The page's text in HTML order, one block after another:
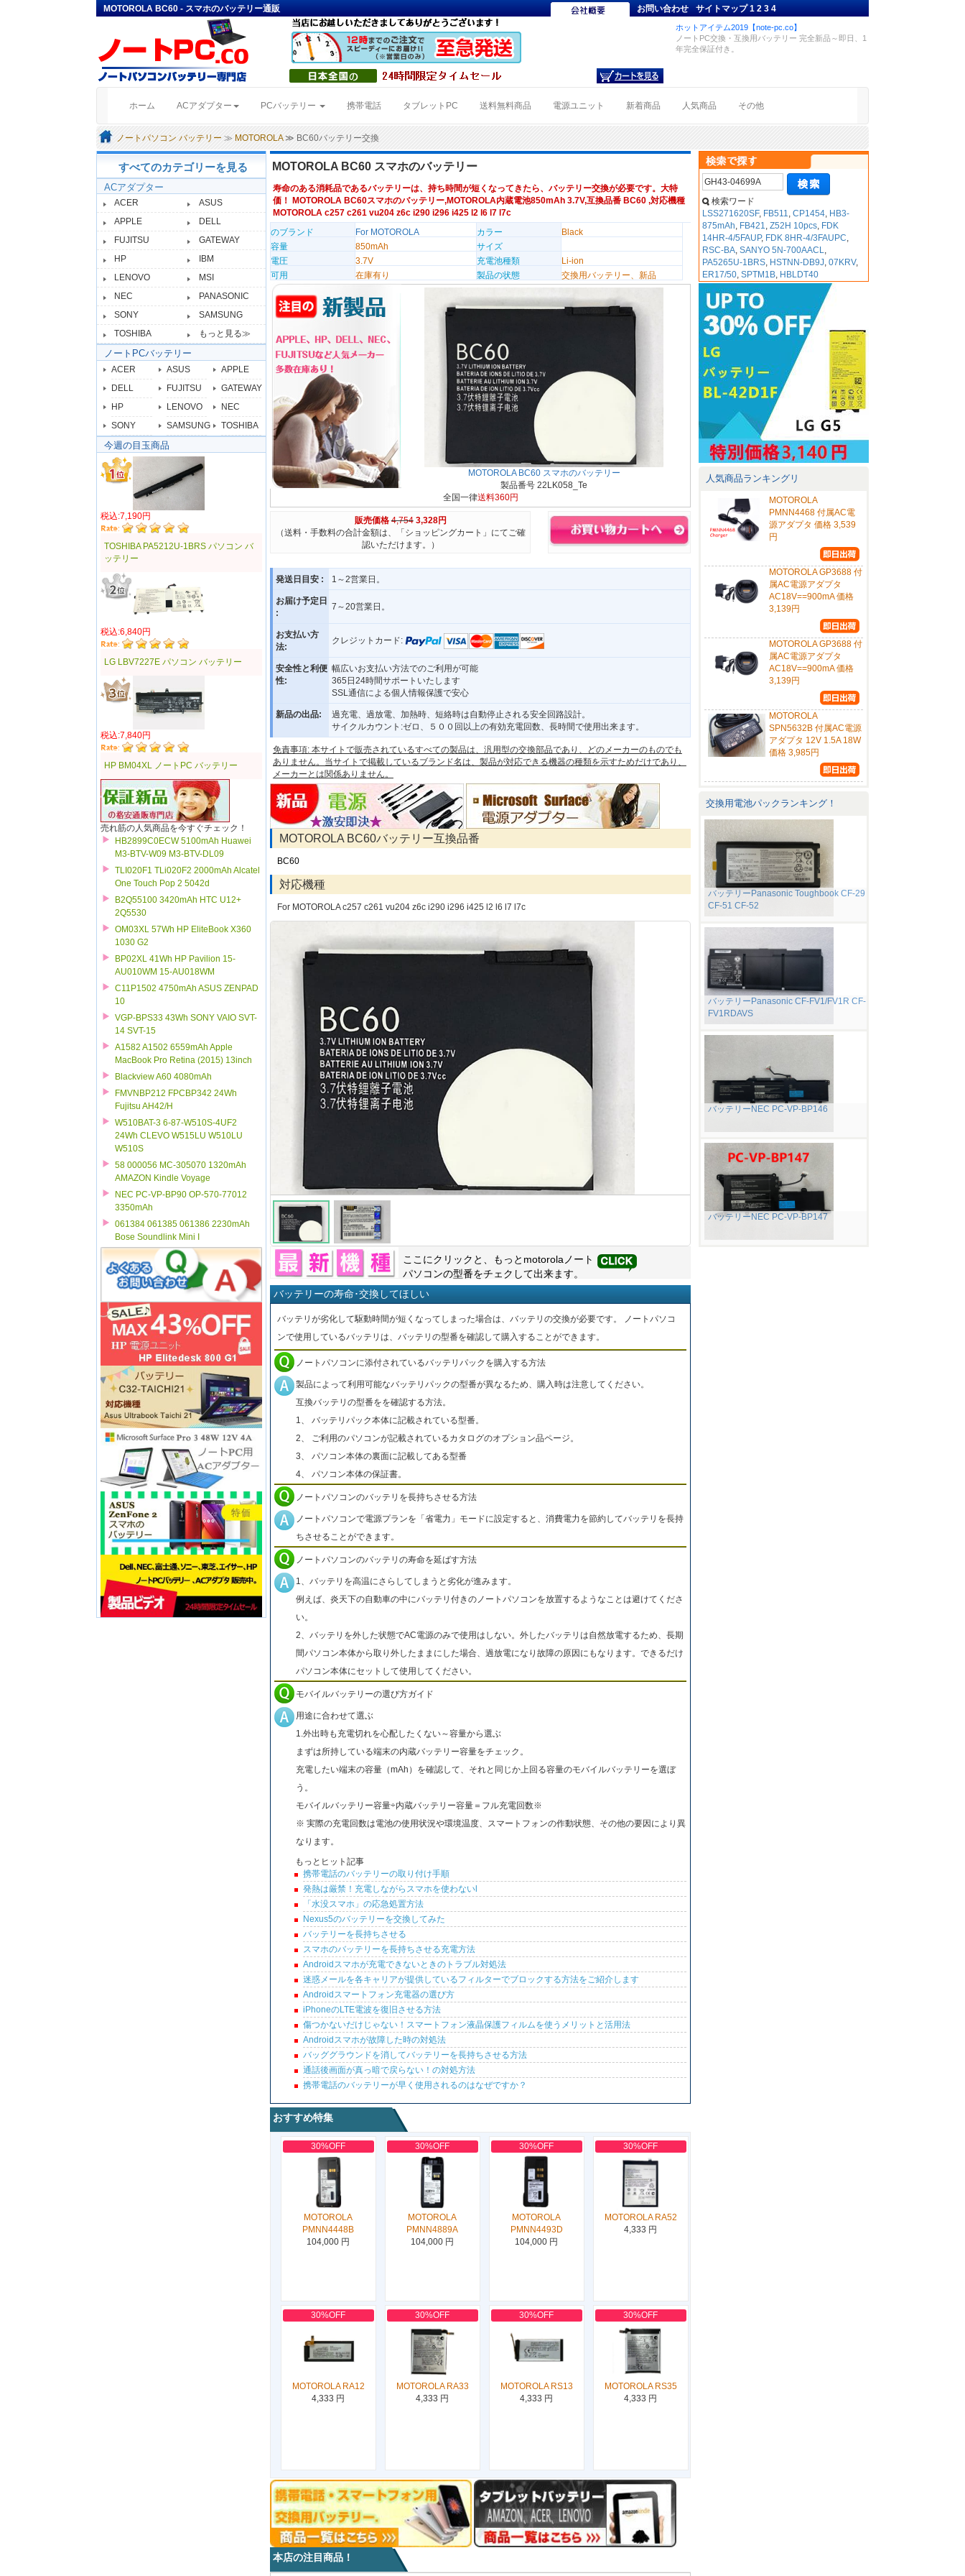
MOTOROLA BC60 - スマホのバッテリー通販 お問い合わせ サイトマップ 1234
ホットアイテム2019【note-pc.co】
ノートPC交換・互換用バッテリー 完全新品～即日、1
年完全保証付き。
ホーム (current)ACアダプター PCバッテリー 携帯電話 タブレットPC 送料無料商品 電源ユニット 新着商品 人気商品 その他
ノートパソコン バッテリー ≫ MOTOROLA≫ BC60バッテリー交換
すべてのカテゴリーを見る
ACアダプター
ACER
ASUS
APPLE
DELL
FUJITSU
GATEWAY
HP
IBM
LENOVO
MSI
NEC
PANASONIC
SONY
SAMSUNG
TOSHIBA
もっと見る≫
ノートPCバッテリー
ACER ASUS
APPLE
DELL
FUJITSU
GATEWAY
HP
LENOVO
NEC
SONY
SAMSUNG TOSHIBA
今週の目玉商品
税込:7,190円
TOSHIBA PA5212U-1BRS パソコン バ
ッテリー
税込:6,840円
LG LBV7227E パソコン バッテリー
税込:7,840円
HP BM04XL ノートPC バッテリー
売れ筋の人気商品を今すぐチェック！
HB2899C0ECW 5100mAh Huawei
M3-BTV-W09 M3-BTV-DL09
TLI020F1 TLi020F2 2000mAh Alcatel
One Touch Pop 2 5042d
B2Q55100 3420mAh HTC U12+
2Q5530
OM03XL 57Wh HP EliteBook X360
1030 G2
BP02XL 41Wh HP Pavilion 15-
AU010WM 15-AU018WM
C11P1502 4750mAh ASUS ZENPAD
10
VGP-BPS33 43Wh SONY VAIO SVT-
14 SVT-15
A1582 A1502 6559mAh Apple
MacBook Pro Retina (2015) 13inch
Blackview A60 4080mAh
FMVNBP212 FPCBP342 24Wh
Fujitsu AH42/H
W510BAT-3 6-87-W510S-4UF2
24Wh CLEVO W515LU W510LU
W510S
58 000056 MC-305070 1320mAh
AMAZON Kindle Voyage
NEC PC-VP-BP90 OP-570-77012
3350mAh
061384 061385 061386 2230mAh
Bose Soundlink Mini I
MOTOROLA BC60 スマホのバッテリー
寿命のある消耗品であるバッテリーは、持ち時間が短くなってきたら、バッテリー交換が必要です。大特
価！ MOTOROLA BC60スマホのバッテリー,MOTOROLA内蔵電池850mAh 3.7V,互換品番 BC60 ,対応機種
MOTOROLA c257 c261 vu204 z6c i290 i296 i425 l2 l6 l7 l7c
のブランド
For MOTOROLA カラー
Black
容量
850mAh
サイズ
電圧
3.7V 充電池種類
Li-ion
可用
在庫有り 製品の状態 交換用バッテリー、新品
MOTOROLA BC60 スマホのバッテリー
製品番号 22LK058_Te
全国一律送料360円
販売価格 4,754 3,328円
（送料・手数料の合計金額は、「ショッピングカート」にてご確
認いただけます。）
発送日目安 : 1～2営業日。
お届け予定日
:
7～20営業日。
お支払い方
法:
クレジットカード:
安全性と利便
性:
幅広いお支払い方法でのご利用が可能
365日24時間サポートいたします
SSL通信による個人情報保護で安心
新品の出品:
過充電、過放電、加熱時、短絡時は自動停止される安全回路設計。
サイクルカウント:ゼロ、５００回以上の有効充電回数、長時間で使用出来ます。
免責事項: 本サイトで販売されているすべての製品は、汎用型の交換部品であり、どのメーカーのものでも
ありません。当サイトで掲載しているブランド名は、製品が対応できる機器の種類を示すためだけであり、
メーカーとは関係ありません。
MOTOROLA BC60バッテリー互換品番
BC60
対応機種
For MOTOROLA c257 c261 vu204 z6c i290 i296 i425 l2 l6 l7 l7c
ここにクリックと、もっと motorola ノート
パソコンの型番をチェクして出来ます。
バッテリーの寿命･交換してほしい
バッテリが劣化して駆動時間が短くなってしまった場合は、バッテリの交換が必要です。 ノートパソコ
ンで使用しているバッテリは、バッテリの型番を確認して購入することができます。
ノートパソコンに添付されているバッテリパックを購入する方法
製品によって利用可能なバッテリパックの型番が異なるため、購入時は注意してください。
互換バッテリの型番をを確認する方法。
1、 バッテリパック本体に記載されている型番。
2、 ご利用のパソコンが記載されているカタログのオプション品ページ。
3、 パソコン本体の裏面に記載してある型番
4、 パソコン本体の保証書。
ノートパソコンのバッテリを長持ちさせる方法
ノートパソコンで電源プランを「省電力」モードに設定すると、消費電力を節約してバッテリを長持
ちさせることができます。
ノートパソコンのバッテリの寿命を延ばす方法
1、バッテリを高温にさらしてしまうと劣化が進みます。
例えば、炎天下の自動車の中にバッテリ付きのノートパソコンを放置するようなことは避けてくださ
い。
2、バッテリを外した状態でAC電源のみで使用はしない。外したバッテリは自然放電するため、長期
間パソコン本体から取り外したままにした場合、過放電になり故障の原因にもなります。できるだけ
パソコン本体にセットして使用してください。
モバイルバッテリーの選び方ガイド
用途に合わせて選ぶ
1.外出時も充電切れを心配したくない～容量から選ぶ
まずは所持している端末の内蔵バッテリー容量をチェック。
充電したい端末の容量（mAh）を確認して、それと同じか上回る容量のモバイルバッテリーを選ぼ
う。
モバイルバッテリー容量÷内蔵バッテリー容量＝フル充電回数※
※ 実際の充電回数は電池の使用状況や環境温度、スマートフォンの作動状態、その他の要因により異
なります。
もっとヒット記事
携帯電話のバッテリーの取り付け手順
発熱は厳禁！充電しながらスマホを使わないl
「水没スマホ」の応急処置方法
Nexus5のバッテリーを交換してみた
バッテリーを長持ちさせる
スマホのバッテリーを長持ちさせる充電方法
Androidスマホが充電できないときのトラブル対処法
迷惑メールを各キャリアが提供しているフィルターでブロックする方法をご紹介します
Androidスマートフォン充電器の選び方
iPhoneのLTE電波を復旧させる方法
傷つかないだけじゃない！スマートフォン液晶保護フィルムを使うメリットと活用法
Androidスマホが故障した時の対処法
バッググラウンドを消してバッテリーを長持ちさせる方法
通話後画面が真っ暗で戻らない！の対処方法
携帯電話のバッテリーが早く使用されるのはなぜですか？
おすすめ特集
30%OFF
MOTOROLA
PMNN4448B
104,000 円
30%OFF
MOTOROLA
PMNN4889A
104,000 円
30%OFF
MOTOROLA
PMNN4493D
104,000 円
30%OFF
MOTOROLA RA52
4,333 円
30%OFF
MOTOROLA RA12
4,333 円
30%OFF
MOTOROLA RA33
4,333 円
30%OFF
MOTOROLA RS13
4,333 円
30%OFF
MOTOROLA RS35
4,333 円
本店の注目商品！
検索ワード
LSS271620SF, FB511,CP1454, HB3-
875mAh, FB421,Z52H 10pcs, FDK
14HR-4/5FAUP, FDK 8HR-4/3FAUPC,
RSC-BA,SANYO 5N-700AACL,
PA5265U-1BRS, HSTNN-DB9J,07KRV,
ER17/50,SPTM1B, HBLDT40
人気商品ランキングリ
MOTOROLA
PMNN4468 付属AC電
源アダプタ 価格 3,539
円
MOTOROLA GP3688 付
属AC電源アダプタ
AC18V==900mA 価格
3,139円
MOTOROLA GP3688 付
属AC電源アダプタ
AC18V==900mA 価格
3,139円
MOTOROLA
SPN5632B 付属AC電源
アダプタ 12V 1.5A 18W
価格 3,985円
交換用電池パックランキング！
バッテリーPanasonic Toughbook CF-29
CF-51 CF-52
バッテリーPanasonic CF-FV1/FV1R CF-
FV1RDAVS
バッテリーNEC PC-VP-BP146
バッテリーNEC PC-VP-BP147